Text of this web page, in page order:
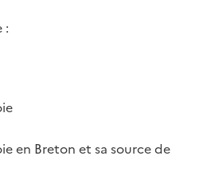
:
en Breton et sa source de